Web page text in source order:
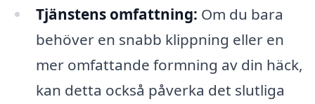
Tjänstens omfattning: Om du bara
behöver en snabb klippning eller en
mer omfattande formning av din häck,
kan detta också påverka det slutliga